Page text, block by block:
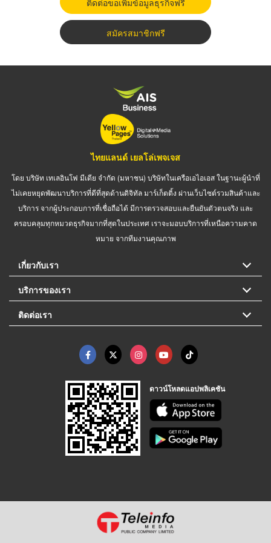
ติดต่อขอเพิ่มข้อมูลธุรกิจฟรี
สมัครสมาชิกฟรี
ไทยแลนด์ เยลโล่เพจเจส
โดย บริษัท เทเลอินโฟ มีเดีย จำกัด (มหาชน) บริษัทในเครือเอไอเอส ในฐานะผู้นำที่
ไม่เคยหยุดพัฒนาบริการที่ดีที่สุดด้านดิจิทัล มาร์เก็ตติ้ง ผ่านเว็บไซต์รวมสินค้าและ
บริการ จากผู้ประกอบการที่เชื่อถือได้ มีการตรวจสอบและยืนยันตัวตนจริง และ
ครอบคลุมทุกหมวดธุรกิจมากที่สุดในประเทศ เราจะมอบบริการที่เหนือความคาด
หมาย จากทีมงานคุณภาพ
เกี่ยวกับเรา
บริการของเรา
ติดต่อเรา
ดาวน์โหลดแอปพลิเคชัน